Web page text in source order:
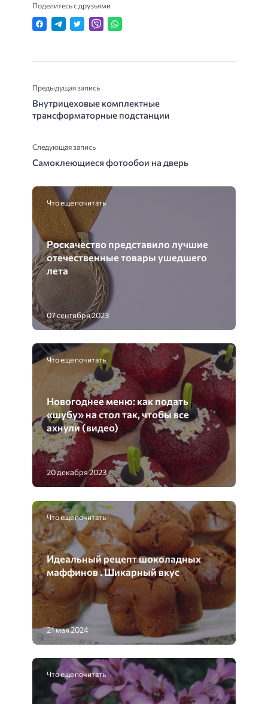
Поделитесь с друзьями
Предыдущая запись
Внутрицеховые комплектные
трансформаторные подстанции
Следующая запись
Самоклеющиеся фотообои на дверь
Что еще почитать
Роскачество представило лучшие
отечественные товары ушедшего
лета
07 сентября 2023
Что еще почитать
Новогоднее меню: как подать
«шубу» на стол так, чтобы все
ахнули (видео)
20 декабря 2023
Что еще почитать
Идеальный рецепт шоколадных
маффинов . Шикарный вкус
21 мая 2024
Что еще почитать